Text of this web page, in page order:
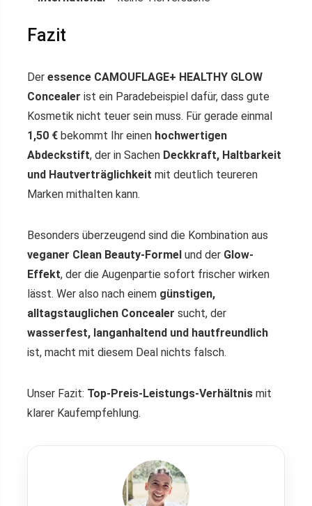
Fazit
Der essence CAMOUFLAGE+ HEALTHY GLOW
Concealer ist ein Paradebeispiel dafür, dass gute
Kosmetik nicht teuer sein muss. Für gerade einmal
1,50 € bekommt Ihr einen hochwertigen
Abdeckstift, der in Sachen Deckkraft, Haltbarkeit
und Hautverträglichkeit mit deutlich teureren
Marken mithalten kann.
Besonders überzeugend sind die Kombination aus
veganer Clean Beauty-Formel und der Glow-
Effekt, der die Augenpartie sofort frischer wirken
lässt. Wer also nach einem günstigen,
alltagstauglichen Concealer sucht, der
wasserfest, langanhaltend und hautfreundlich
ist, macht mit diesem Deal nichts falsch.
Unser Fazit: Top-Preis-Leistungs-Verhältnis mit
klarer Kaufempfehlung.